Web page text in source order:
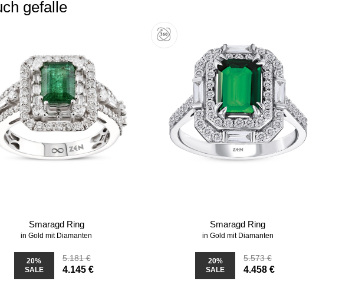
gefalle
Smaragd Ring
in Gold mit Diamanten
20%
SALE
5.181 €
4.145 €
Smaragd Ring
in Gold mit Diamanten
20%
SALE
5.573 €
4.458 €